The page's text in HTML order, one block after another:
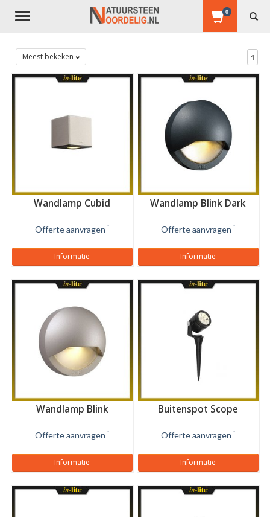
Toggle
0
Meest bekeken 1
Wandlamp Cubid
Offerte aanvragen *
Informatie
Wandlamp Blink Dark
Offerte aanvragen *
Informatie
Wandlamp Blink
Offerte aanvragen *
Informatie
Buitenspot Scope
Offerte aanvragen *
Informatie